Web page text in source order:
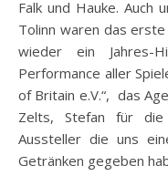
Falk und Hauke. Auch
Tolinn waren das
wieder ein Jahres-
Performance aller
of Britain e.V.“, das
Zelts, Stefan für
Aussteller die uns
Getränken gegeben